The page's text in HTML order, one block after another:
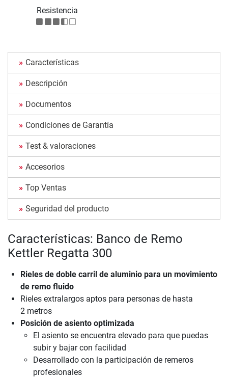
Resistencia
Características
Descripción
Documentos
Condiciones de Garantía
Test & valoraciones
Accesorios
Top Ventas
Seguridad del producto
Características: Banco de Remo
Kettler Regatta 300
Rieles de doble carril de aluminio para un movimiento
de remo fluido
Rieles extralargos aptos para personas de hasta
2 metros
Posición de asiento optimizada
El asiento se encuentra elevado para que puedas
subir y bajar con facilidad
Desarrollado con la participación de remeros
profesionales